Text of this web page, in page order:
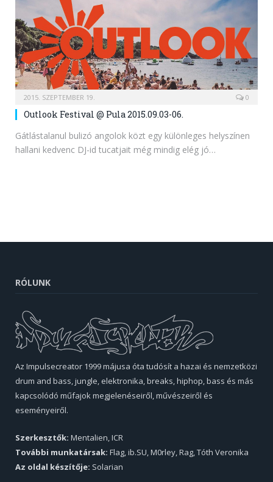
2015. SZEPTEMBER 19. 0
Outlook Festival @ Pula 2015.09.03-06.
Gátlástalanul bulizó angolok közt egy különleges helyszínen
hallani kedvenc DJ-id tucatjait még mindig elég jó…
RÓLUNK
Az Impulsecreator 1999 májusa óta tudósít a hazai és nemzetközi
drum and bass, jungle, elektronika, breaks, hiphop, bass és más
kapcsolódó műfajok megjelenéseiről, művészeiről és
eseményeiről.
Szerkesztők: Mentalien, ICR
További munkatársak: Flag, ib.SU, M0rley, Rag, Tóth Veronika
Az oldal készítője: Solarian